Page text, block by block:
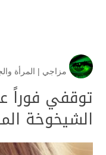
مزاجي | المرأة
توقفي فوراً
الشيخوخة